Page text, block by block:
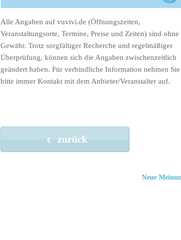
Alle Angaben auf vuvivi.de (Öffnungszeiten,
Veranstaltungsorte, Termine, Preise und Zeiten) sind ohne
Gewähr. Trotz sorgfältiger Recherche und regelmäßiger
Überprüfung, können sich die Angaben zwischenzeitlich
geändert haben. Für verbindliche Information nehmen Sie
bitte immer Kontakt mit dem Anbieter/Veranstalter auf.
zurück
Neue